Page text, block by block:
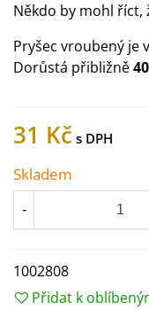
Někdo by mohl říct,
Pryšec vroubený je
Dorůstá přibližně
31 Kč
Skladem
-
1002808
Přidat k